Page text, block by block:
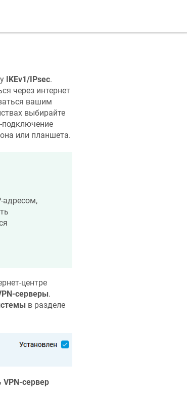
IKEv1/IPsec.
через интернет
вашим
выбирайте
-подключение
или планшета.
адресом,
центре
серверы.
в разделе
VPN-сервер